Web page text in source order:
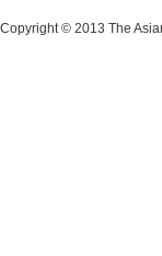
Copyright © 2013 The